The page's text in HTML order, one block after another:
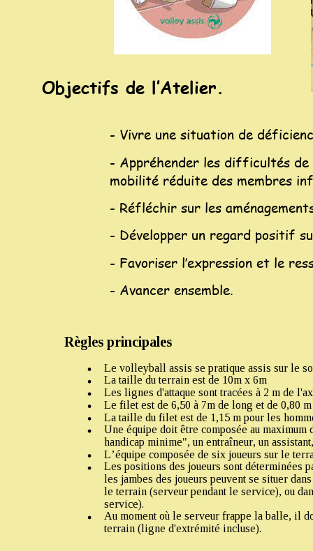
Objectifs de l’Atelier.
- Vivre une situation de
- Appréhender les difficultés de
mobilité réduite des membres
- Réfléchir sur les
- Développer un regard positif
- Favoriser l’expression et le
- Avancer ensemble.
Règles principales
·
Le volleyball assis se pratique assis sur le
La taille du terrain est de 10m x 6m
Les lignes d'attaque sont tracées à 2 m de
Le filet est de 6,50 à 7m de long et de 0,80
La taille du filet est de 1,15 m pour les
Une équipe doit être composée au
handicap minime", un entraîneur, un
L’équipe composée de six joueurs sur le
Les positions des joueurs sont déterminées
les jambes des joueurs peuvent se situer
le terrain (serveur pendant le service), ou
service).
Au moment où le serveur frappe la balle, il
terrain (ligne d'extrémité incluse).